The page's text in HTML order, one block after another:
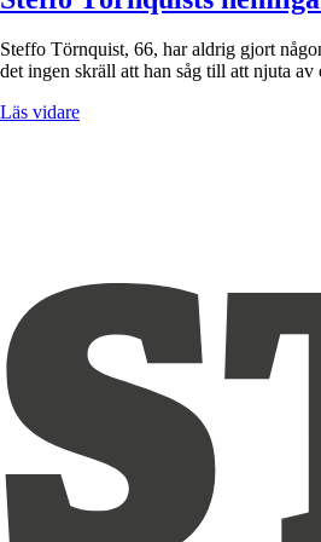
Steffo Törnquist, 66, har aldrig gjort
det ingen skräll att han såg till att njuta
Läs vidare